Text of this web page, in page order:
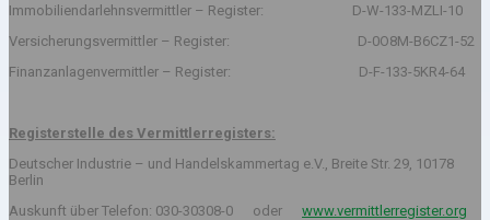
Immobiliendarlehnsvermittler – Register: D-W-133-MZLI-10
Versicherungsvermittler – Register: D-0O8M-B6CZ1-52
Finanzanlagenvermittler – Register: D-F-133-5KR4-64
Registerstelle des Vermittlerregisters:
Deutscher Industrie – und Handelskammertag e.V., Breite Str. 29, 10178
Berlin
Auskunft über Telefon: 030-30308-0 oder www.vermittlerregister.org